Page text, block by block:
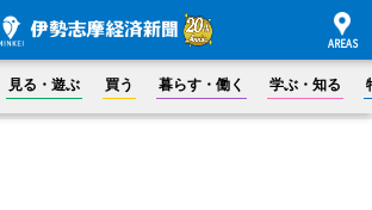
見る・遊ぶ 買う 暮らす・働く 学ぶ・知る